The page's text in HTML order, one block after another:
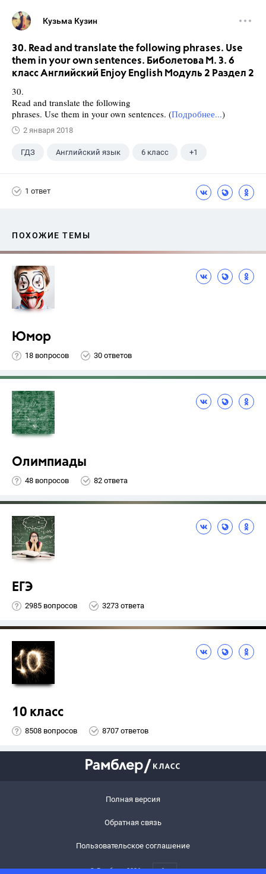
Кузьма Кузин
30. Read and translate the following phrases. Use
them in your own sentences. Биболетова М. З. 6
класс Английский Enjoy English Модуль 2 Раздел 2
30.
Read and translate the following
phrases. Use them in your own sentences. (Подробнее...)
2 января 2018
ГДЗ Английский язык 6 класс +1
1 ответ
ПОХОЖИЕ ТЕМЫ
Юмор
18 вопросов 30 ответов
Олимпиады
48 вопросов 82 ответа
ЕГЭ
2985 вопросов 3273 ответа
10 класс
8508 вопросов 8707 ответов
Полная версия
Обратная связь
Пользовательское соглашение
© Рамблер,2026 6+